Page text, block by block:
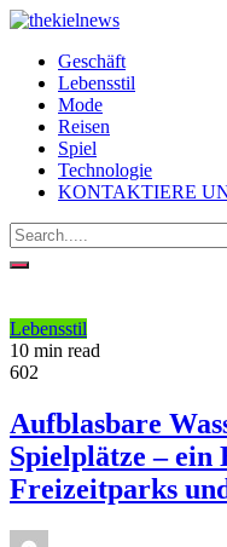
Geschäft
Lebensstil
Mode
Reisen
Spiel
Technologie
KONTAKTIERE
Lebensstil
10 min read
602
Aufblasbare
Spielplätze –
Freizeitparks